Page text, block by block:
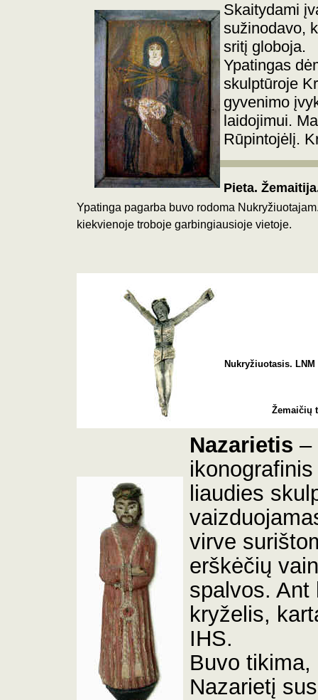
Skaitydami
sužinodavo,
sritį globoja.
Ypatingas
skulptūroje
gyvenimo
laidojimui.
Rūpintojėlį.
Pieta.
Ypatinga pagarba buvo rodoma
kiekvienoje troboje garbingiausioje vietoje.
Nukryžiuotasis.
Žemaičių
Nazarietis –
liaudies
virve
erškėčių
spalvos. Ant
kryželis,
IHS.
Buvo
Nazarietį